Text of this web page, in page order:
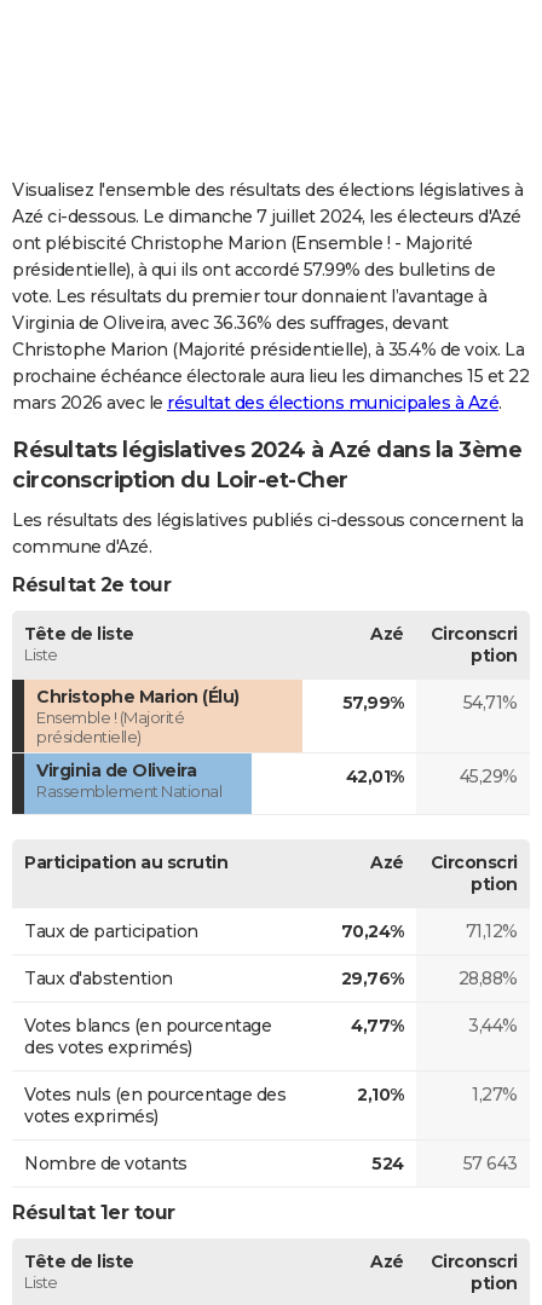
Carte de Noël
Carte Bonne année
Carte Saint-Valentin
Carte Pâques
Carte d'anniversaire
DICTIONNAIRE
Dictionnaire
Biographies
Citations
Expressions
Proverbes
PROGRAMME TV
COPAINS D'AVANT
S'inscrire
Se connecter
Lycées
Collèges
Primaires
Universités
Entreprises
Service militaire
Avis de recherche
AVIS DE DÉCÈS
Visualisez l'ensemble des résultats des élections législatives à
Azé ci-dessous. Le dimanche 7 juillet 2024, les électeurs d'Azé
ont plébiscité Christophe Marion (Ensemble ! - Majorité
présidentielle), à qui ils ont accordé 57.99% des bulletins de
vote. Les résultats du premier tour donnaient l’avantage à
Virginia de Oliveira, avec 36.36% des suffrages, devant
Christophe Marion (Majorité présidentielle), à 35.4% de voix. La
prochaine échéance électorale aura lieu les dimanches 15 et 22
mars 2026 avec le résultat des élections municipales à Azé.
Résultats législatives 2024 à Azé dans la 3ème
circonscription du Loir-et-Cher
Les résultats des législatives publiés ci-dessous concernent la
commune d'Azé.
Résultat 2e tour
Tête de liste
Liste
Azé
Circonscri
ption
Christophe Marion (Élu)
Ensemble ! (Majorité
présidentielle)
57,99% 54,71%
Virginia de Oliveira
Rassemblement National
42,01% 45,29%
Participation au scrutin Azé
Circonscri
ption
Taux de participation 70,24% 71,12%
Taux d'abstention 29,76% 28,88%
Votes blancs (en pourcentage
des votes exprimés)
4,77% 3,44%
Votes nuls (en pourcentage des
votes exprimés)
2,10% 1,27%
Nombre de votants 524 57 643
Résultat 1er tour
Tête de liste
Liste
Azé
Circonscri
ption